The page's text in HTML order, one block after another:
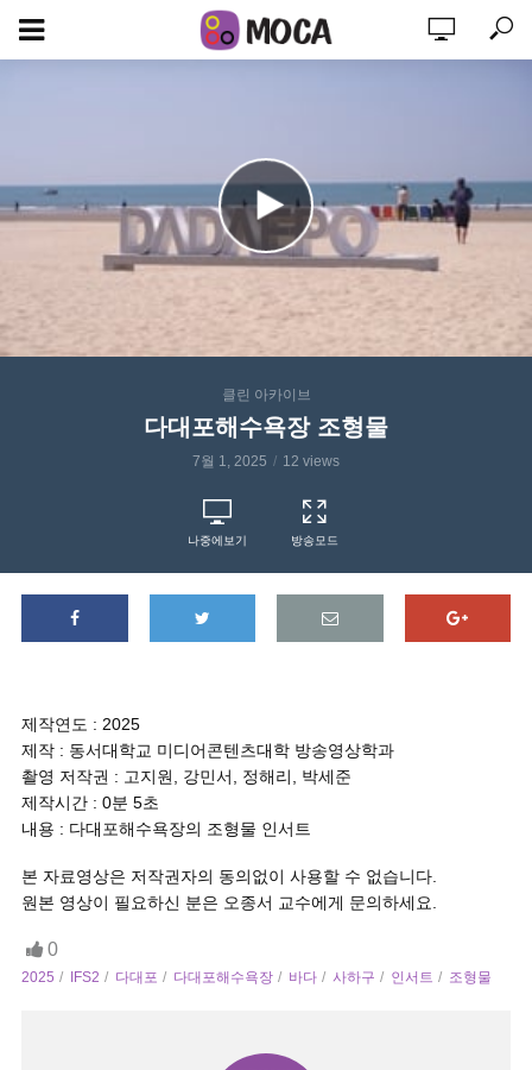
클린 아카이브
다대포해수욕장 조형물
7월 1, 2025 12 views
나중에보기 방송모드
제작연도 : 2025
제작 : 동서대학교 미디어콘텐츠대학 방송영상학과
촬영 저작권 : 고지원, 강민서, 정해리, 박세준
제작시간 : 0분 5초
내용 : 다대포해수욕장의 조형물 인서트
본 자료영상은 저작권자의 동의없이 사용할 수 없습니다.
원본 영상이 필요하신 분은 오종서 교수에게 문의하세요.
0
2025 IFS2 다대포 다대포해수욕장 바다 사하구 인서트 조형물